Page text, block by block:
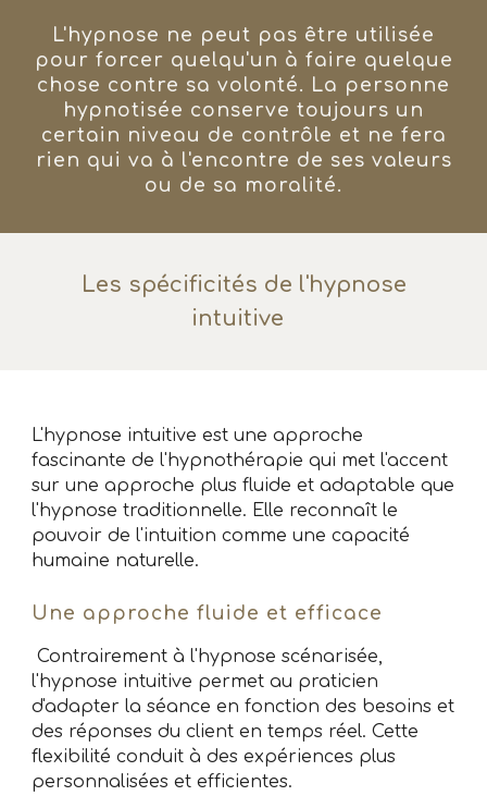
L'hypnose ne peut pas être utilisée
pour forcer quelqu'un à faire quelque
chose contre sa volonté. La personne
hypnotisée conserve toujours un
certain niveau de contrôle et ne fera
rien qui va à l'encontre de ses valeurs
ou de sa moralité.
Les spécificités de l'hypnose
intuitive
L'hypnose intuitive est une approche
fascinante de l'hypnothérapie qui met l'accent
sur une approche plus fluide et adaptable que
l'hypnose traditionnelle. Elle reconnaît le
pouvoir de l'intuition comme une capacité
humaine naturelle.
Une approche fluide et efficace
Contrairement à l'hypnose scénarisée,
l'hypnose intuitive permet au praticien
d'adapter la séance en fonction des besoins et
des réponses du client en temps réel. Cette
flexibilité conduit à des expériences plus
personnalisées et efficientes.